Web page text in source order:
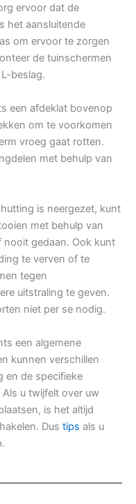
ervoor dat de
het aansluitende
om ervoor te zorgen
de tuinschermen
beslag.
een afdeklat bovenop
om te voorkomen
vroeg gaat rotten.
met behulp van
is neergezet, kunt
met behulp van
nooit gedaan. Ook kunt
te verven of te
tegen
uitstraling te geven.
niet per se nodig.
een algemene
kunnen verschillen
en de specifieke
u twijfelt over uw
is het altijd
Dus tips als u